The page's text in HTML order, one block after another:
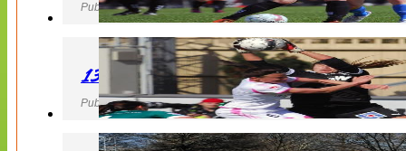
Publicerad 27 April 2013, 22:40
130427 IF Limhamn Bunkeflo – QBIK
Publicerad 27 April 2013, 21:10